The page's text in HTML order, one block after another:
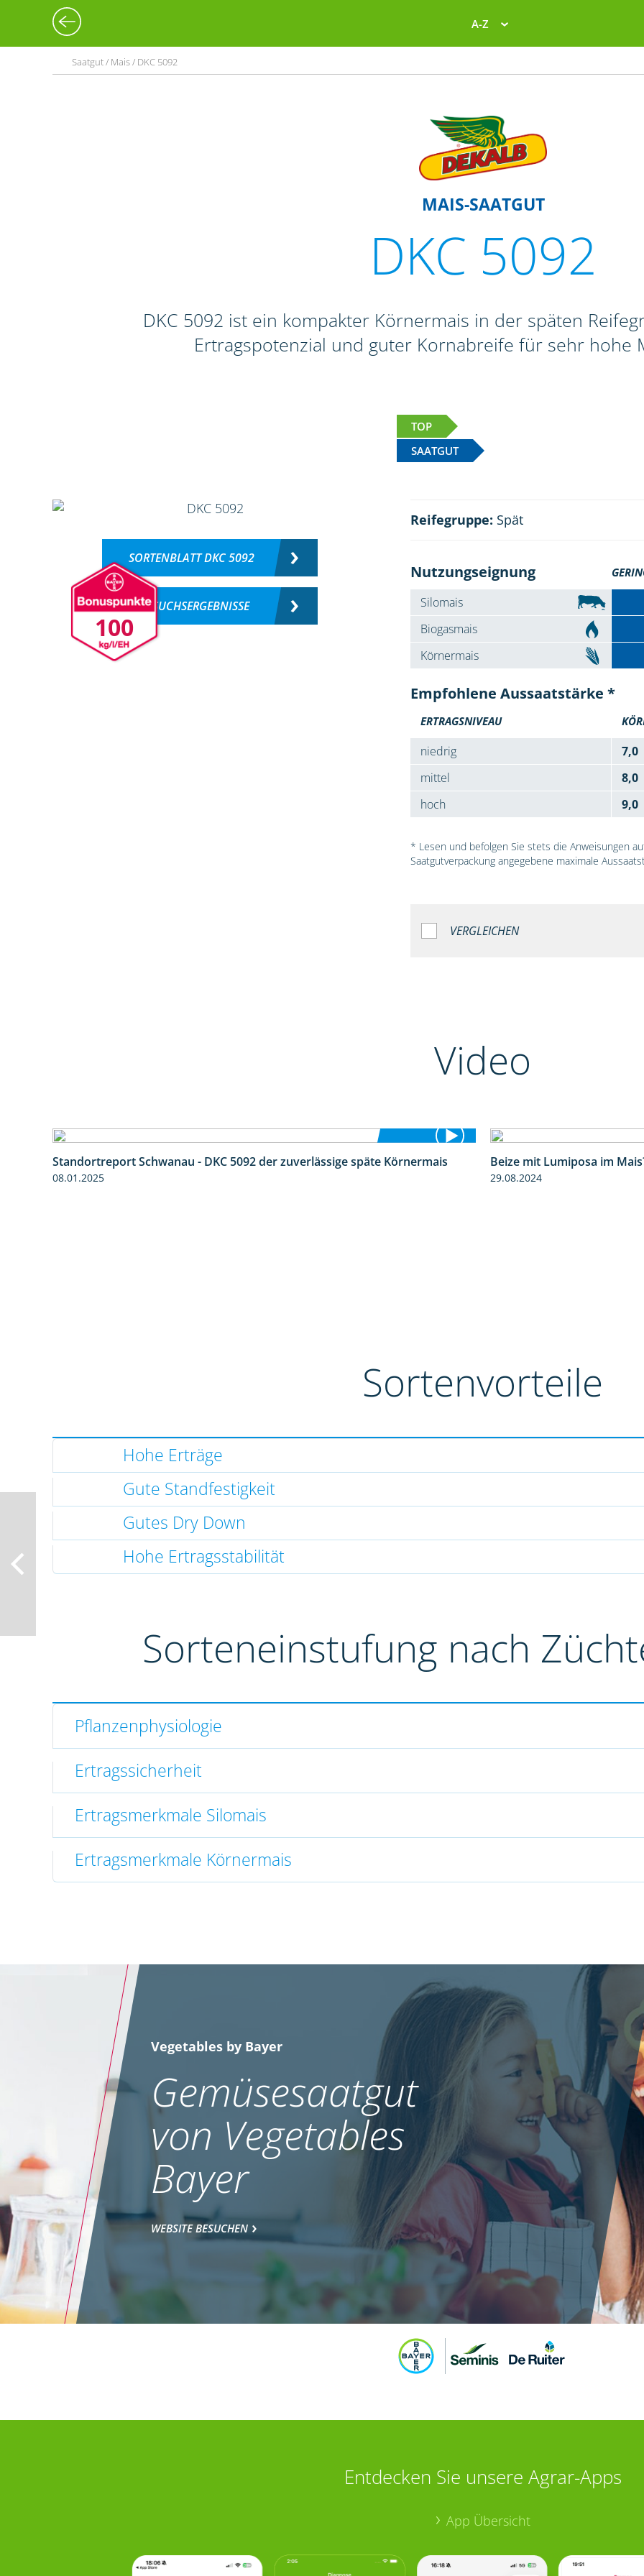
A-Z
Saatgut / Mais / DKC 5092
MAIS-SAATGUT
DKC 5092
DKC 5092 ist ein kompakter Körnermais in der späten
Ertragspotenzial und guter Kornabreife für sehr hohe
TOP
SAATGUT
100
SORTENBLATT DKC 5092
VERSUCHSERGEBNISSE
Reifegruppe: Spät
Nutzungseignung
Silomais
Biogasmais
Körnermais
Empfohlene Aussaatstärke *
ERTRAGSNIVEAU
niedrig
7,0
mittel
8,0
hoch
9,0
* Lesen und befolgen Sie stets die Anweisungen
Saatgutverpackung angegebene maximale
VERGLEICHEN
Video
1:18
Standortreport Schwanau - DKC 5092 der zuverlässige späte Körnermais
08.01.2025
Beize mit Lumiposa im
29.08.2024
Sortenvorteile
Hohe Erträge
Gute Standfestigkeit
Gutes Dry Down
Hohe Ertragsstabilität
Sorteneinstufung nach
Pflanzenphysiologie
Ertragssicherheit
Ertragsmerkmale Silomais
Ertragsmerkmale Körnermais
Vegetables by Bayer
Gemüsesaatgut
von Vegetables
Bayer
WEBSITE BESUCHEN
Entdecken Sie unsere Agrar-Apps
App Übersicht